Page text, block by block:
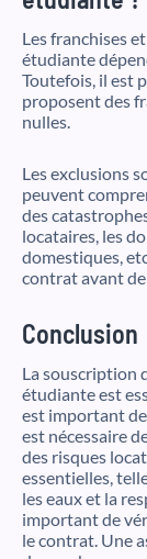
Les franchises
étudiante
Toutefois, il est
proposent des
nulles.
Les exclusions
peuvent
des
locataires, les
domestiques,
contrat avant de
Conclusion
La souscription
étudiante est
est important
est nécessaire
des risques
essentielles,
les eaux et la
important de
le contrat. Une